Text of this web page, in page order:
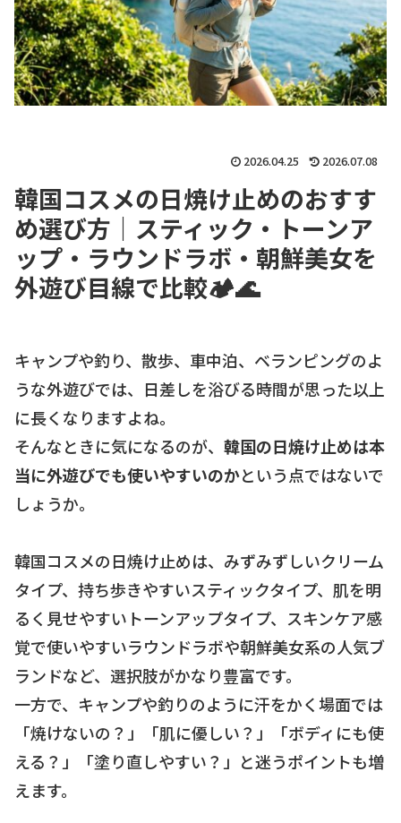
2026.04.25 2026.07.08
韓国コスメの日焼け止めのおすす
め選び方｜スティック・トーンア
ップ・ラウンドラボ・朝鮮美女を
外遊び目線で比較🏕🌊
キャンプや釣り、散歩、車中泊、ベランピングのよ
うな外遊びでは、日差しを浴びる時間が思った以上
に長くなりますよね。
そんなときに気になるのが、 韓国の日焼け止めは本
当に外遊びでも使いやすいのかという点ではないで
しょうか。
韓国コスメの日焼け止めは、みずみずしいクリーム
タイプ、持ち歩きやすいスティックタイプ、肌を明
るく見せやすいトーンアップタイプ、スキンケア感
覚で使いやすいラウンドラボや朝鮮美女系の人気ブ
ランドなど、選択肢がかなり豊富です。
一方で、キャンプや釣りのように汗をかく場面では
「焼けないの？」「肌に優しい？」「ボディにも使
える？」「塗り直しやすい？」と迷うポイントも増
えます。